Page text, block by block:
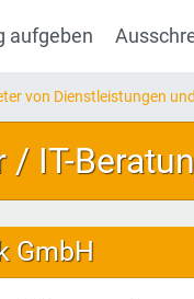
aufgeben
von Dienstleistungen
/ IT-
GmbH